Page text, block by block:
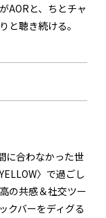
AORと、ちとチャ
と聴き続ける。
に合わなかった世
〉で過ごし
の共感＆社交ツー
クバーをディグる